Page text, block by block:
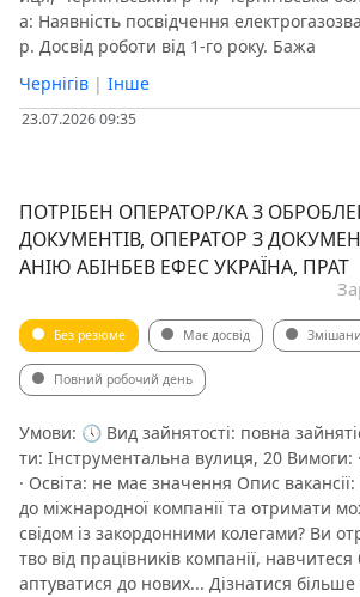
а: Наявність посвідчення
р. Досвід роботи від 1-го року. Бажа
Чернігів | Інше
23.07.2026 09:35
ПОТРІБЕН ОПЕРАТОР/КА З
ДОКУМЕНТІВ, ОПЕРАТОР З
АНІЮ АБІНБЕВ ЕФЕС УКРАЇНА, ПРАТ
Без резюме Має досвід
Повний робочий день
Умови: 🕔 Вид зайнятості: повна
ти: Інструментальна вулиця, 20 Вимоги:
· Освіта: не має значення Опис вакансії:
до міжнародної компанії та отримати
свідом із закордонними колегами? Ви
тво від працівників компанії,
аптуватися до нових... Дізнатися більше